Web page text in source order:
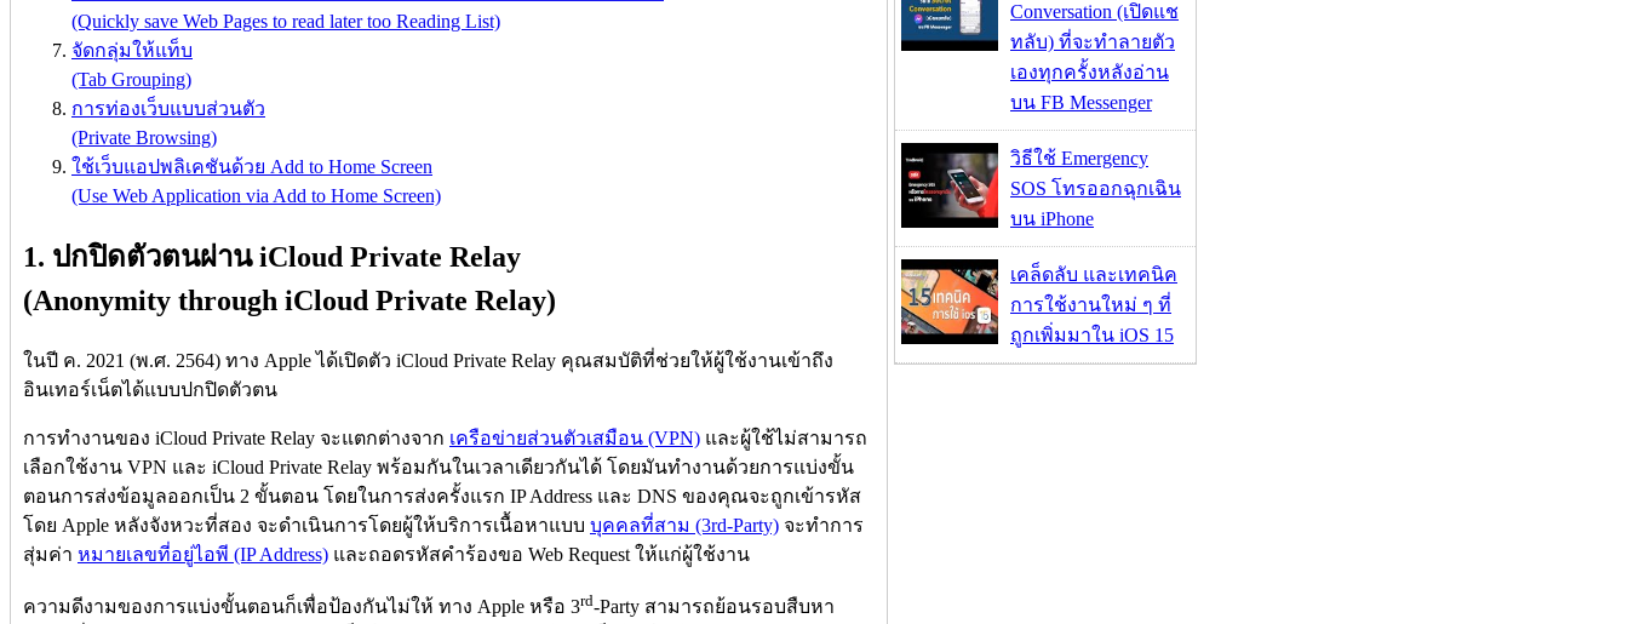
(Quickly save Web Pages to read later too Reading List)
จัดกลุ่มให้แท็บ
(Tab Grouping)
การท่องเว็บแบบส่วนตัว
(Private Browsing)
ใช้เว็บแอปพลิเคชันด้วย Add to Home Screen
(Use Web Application via Add to Home Screen)
1. ปกปิดตัวตนผ่าน iCloud Private Relay
(Anonymity through iCloud Private Relay)
ในปี ค. 2021 (พ.ศ. 2564) ทาง Apple ได้เปิดตัว iCloud Private Relay คุณสมบัติที่ช่วยให้ผู้ใช้งานเข้าถึง
อินเทอร์เน็ตได้แบบปกปิดตัวตน
การทำงานของ iCloud Private Relay จะแตกต่างจาก เครือข่ายส่วนตัวเสมือน (VPN) และผู้ใช้ไม่สามารถ
เลือกใช้งาน VPN และ iCloud Private Relay พร้อมกันในเวลาเดียวกันได้ โดยมันทำงานด้วยการแบ่งขั้น
ตอนการส่งข้อมูลออกเป็น 2 ขั้นตอน โดยในการส่งครั้งแรก IP Address และ DNS ของคุณจะถูกเข้ารหัส
โดย Apple หลังจังหวะที่สอง จะดำเนินการโดยผู้ให้บริการเนื้อหาแบบ บุคคลที่สาม (3rd-Party) จะทำการ
สุ่มค่า หมายเลขที่อยู่ไอพี (IP Address) และถอดรหัสคำร้องขอ Web Request ให้แก่ผู้ใช้งาน
ความดีงามของการแบ่งขั้นตอนก็เพื่อป้องกันไม่ให้ ทาง Apple หรือ 3rd-Party สามารถย้อนรอบสืบหา
Conversation (เปิดแช
ทลับ) ที่จะทำลายตัว
เองทุกครั้งหลังอ่าน
บน FB Messenger
วิธีใช้ Emergency
SOS โทรออกฉุกเฉิน
บน iPhone
เคล็ดลับ และเทคนิค
การใช้งานใหม่ ๆ ที่
ถูกเพิ่มมาใน iOS 15